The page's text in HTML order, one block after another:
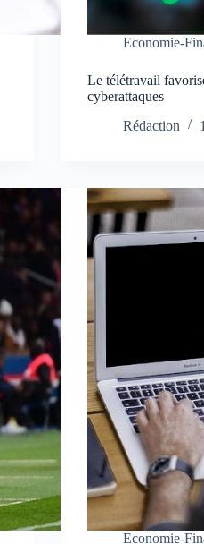
Economie-
Le télétravail
cyberattaques
Rédaction
Economie-